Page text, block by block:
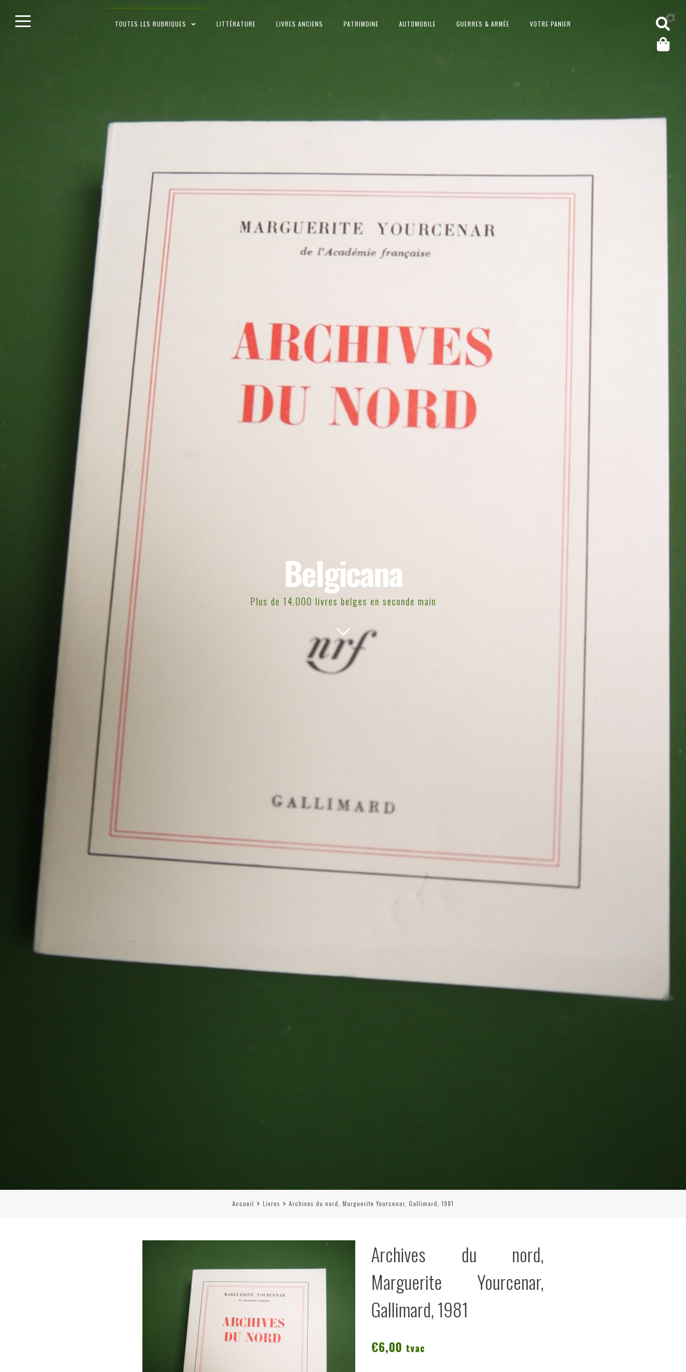
Belgicana
Plus de 14.000 livres belges en seconde main
TOUTES LES RUBRIQUES LITTÉRATURE LIVRES ANCIENS PATRIMOINE AUTOMOBILE GUERRES & ARMÉE VOTRE PANIER
Accueil Livres Archives du nord, Marguerite Yourcenar, Gallimard, 1981
Archives du nord,
Marguerite Yourcenar,
Gallimard, 1981
€6,00 tvac